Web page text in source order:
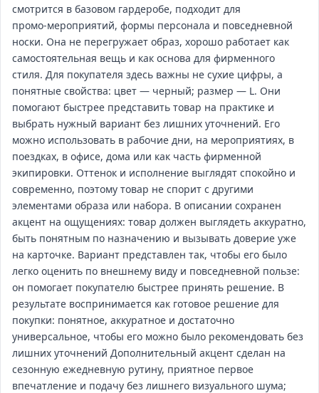
смотрится в базовом гардеробе, подходит для
промо‑мероприятий, формы персонала и повседневной
носки. Она не перегружает образ, хорошо работает как
самостоятельная вещь и как основа для фирменного
стиля. Для покупателя здесь важны не сухие цифры, а
понятные свойства: цвет — черный; размер — L. Они
помогают быстрее представить товар на практике и
выбрать нужный вариант без лишних уточнений. Его
можно использовать в рабочие дни, на мероприятиях, в
поездках, в офисе, дома или как часть фирменной
экипировки. Оттенок и исполнение выглядят спокойно и
современно, поэтому товар не спорит с другими
элементами образа или набора. В описании сохранен
акцент на ощущениях: товар должен выглядеть аккуратно,
быть понятным по назначению и вызывать доверие уже
на карточке. Вариант представлен так, чтобы его было
легко оценить по внешнему виду и повседневной пользе:
он помогает покупателю быстрее принять решение. В
результате воспринимается как готовое решение для
покупки: понятное, аккуратное и достаточно
универсальное, чтобы его можно было рекомендовать без
лишних уточнений Дополнительный акцент сделан на
сезонную ежедневную рутину, приятное первое
впечатление и подачу без лишнего визуального шума;